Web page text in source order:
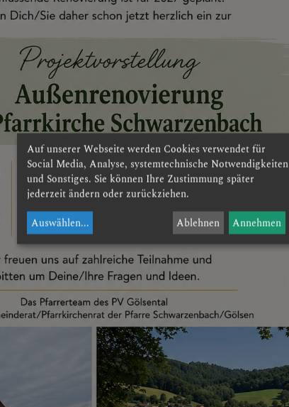
Auf unserer Webseite werden Cookies verwendet für
Social Media, Analyse, systemtechnische Notwendigkeiten
und Sonstiges. Sie können Ihre Zustimmung später
jederzeit ändern oder zurückziehen.
Auswählen... Ablehnen Annehmen